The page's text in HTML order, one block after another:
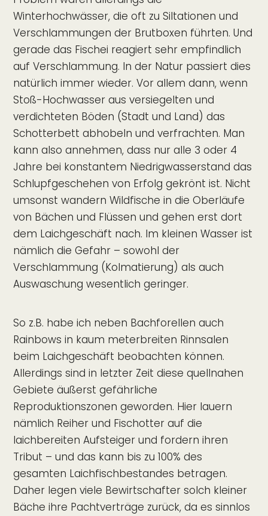
Winterhochwässer, die oft zu Siltationen und
Verschlammungen der Brutboxen führten. Und
gerade das Fischei reagiert sehr empfindlich
auf Verschlammung. In der Natur passiert dies
natürlich immer wieder. Vor allem dann, wenn
Stoß-Hochwasser aus versiegelten und
verdichteten Böden (Stadt und Land) das
Schotterbett abhobeln und verfrachten. Man
kann also annehmen, dass nur alle 3 oder 4
Jahre bei konstantem Niedrigwasserstand das
Schlupfgeschehen von Erfolg gekrönt ist. Nicht
umsonst wandern Wildfische in die Oberläufe
von Bächen und Flüssen und gehen erst dort
dem Laichgeschäft nach. Im kleinen Wasser ist
nämlich die Gefahr – sowohl der
Verschlammung (Kolmatierung) als auch
Auswaschung wesentlich geringer.
So z.B. habe ich neben Bachforellen auch
Rainbows in kaum meterbreiten Rinnsalen
beim Laichgeschäft beobachten können.
Allerdings sind in letzter Zeit diese quellnahen
Gebiete äußerst gefährliche
Reproduktionszonen geworden. Hier lauern
nämlich Reiher und Fischotter auf die
laichbereiten Aufsteiger und fordern ihren
Tribut – und das kann bis zu 100% des
gesamten Laichfischbestandes betragen.
Daher legen viele Bewirtschafter solch kleiner
Bäche ihre Pachtverträge zurück, da es sinnlos